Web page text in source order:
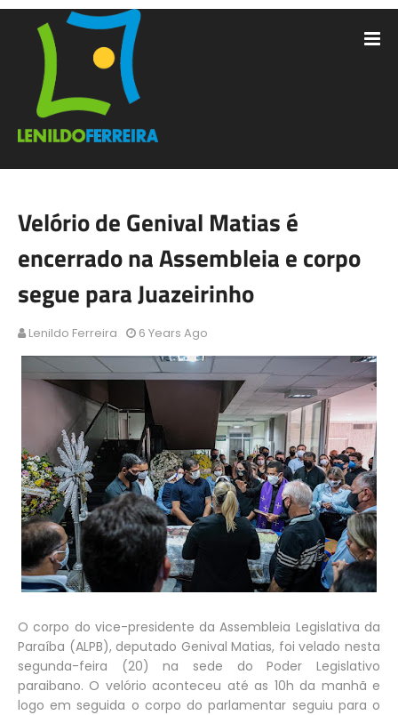
Velório de Genival Matias é
encerrado na Assembleia e corpo
segue para Juazeirinho
Lenildo Ferreira 6 Years Ago
O corpo do vice-presidente da Assembleia Legislativa da
Paraíba (ALPB), deputado Genival Matias, foi velado nesta
segunda-feira (20) na sede do Poder Legislativo
paraibano. O velório aconteceu até as 10h da manhã e
logo em seguida o corpo do parlamentar seguiu para o